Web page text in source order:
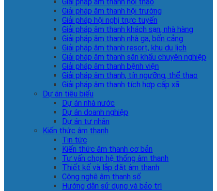
Giải pháp âm thanh hội trường
Giải pháp hội nghị trực tuyến
Giải pháp âm thanh khách sạn, nhà hàng
Giải pháp âm thanh nhà ga, bến cảng
Giải pháp âm thanh resort, khu du lịch
Giải pháp âm thanh sân khấu chuyên nghiệp
Giải pháp âm thanh bệnh viện
Giải pháp âm thanh, tín ngưỡng, thể thao
Giải pháp âm thanh tích hợp cấp xã
Dự án tiêu biểu
Dự án nhà nước
Dự án doanh nghiệp
Dự án tư nhân
Kiến thức âm thanh
Tin tức
Kiến thức âm thanh cơ bản
Tư vấn chọn hệ thống âm thanh
Thiết kế và lắp đặt âm thanh
Công nghệ âm thanh số
Hướng dẫn sử dụng và bảo trì